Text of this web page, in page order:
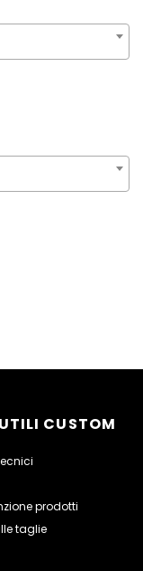
CUSTOM
prodotti
taglie